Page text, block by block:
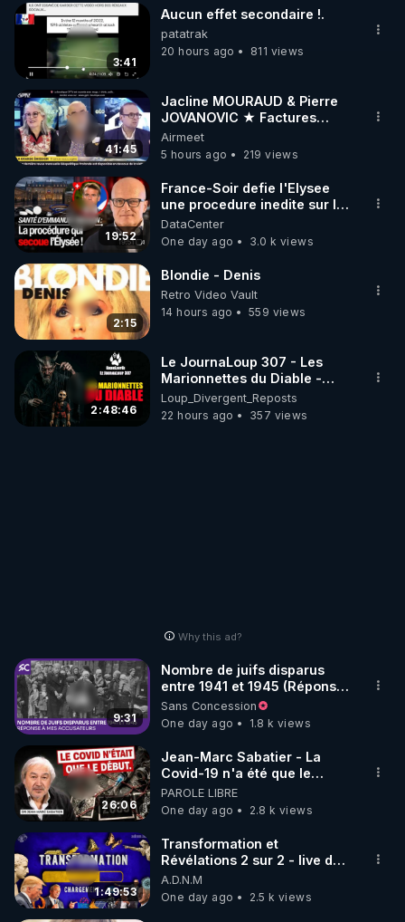
▶ 30 jours gratuit sur l’application de méditation et
de bien-être ENVOL :
Rendez-vous sur https://www.envol.app/code
le code : REGENERE
3:41
Aucun effet secondaire !.
patatrak
20 hours ago
811 views
41:45
Jacline MOURAUD & Pierre
JOVANOVIC ★ Factures
Impayées : Où Est Passé Le
Pognon ?
Airmeet
5 hours ago
219 views
19:52
France-Soir defie l'Elysee
une procedure inedite sur la
sante du president - Nexus
DataCenter
One day ago
3.0 k views
2:15
Blondie - Denis
Retro Video Vault
14 hours ago
559 views
2:48:46
Le JournaLoup 307 - Les
Marionnettes du Diable -
Loup Divergent 2026.08.07
Loup_Divergent_Reposts
22 hours ago
357 views
Why this ad?
9:31
Nombre de juifs disparus
entre 1941 et 1945 (Réponse
à mes accusateurs)
Sans Concession
One day ago
1.8 k views
26:06
Jean-Marc Sabatier - La
Covid-19 n'a été que le
début - L'ARNm & l'ARNm-aa
jusqu où auront-t-il ?
PAROLE LIBRE
One day ago
2.8 k views
1:49:53
Transformation et
Révélations 2 sur 2 - live du
07/08/26
A.D.N.M
One day ago
2.5 k views